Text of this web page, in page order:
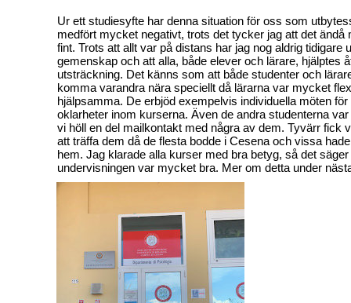
Ur ett studiesyfte har denna situation för oss som
medfört mycket negativt, trots det tycker jag att det ändå
fint. Trots att allt var på distans har jag nog aldrig tidigare
gemenskap och att alla, både elever och lärare, hjälptes
utsträckning. Det känns som att både studenter och
komma varandra nära speciellt då lärarna var mycket
hjälpsamma. De erbjöd exempelvis individuella möten för
oklarheter inom kurserna. Även de andra studenterna
vi höll en del mailkontakt med några av dem. Tyvärr fick
att träffa dem då de flesta bodde i Cesena och vissa
hem. Jag klarade alla kurser med bra betyg, så det
undervisningen var mycket bra. Mer om detta under